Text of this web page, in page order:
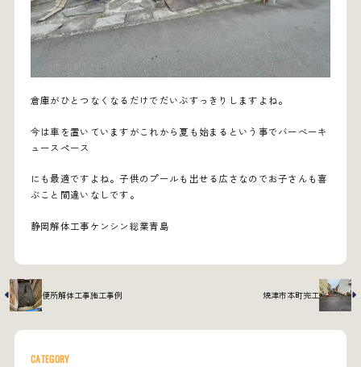
倉庫がひとつなくなるだけでだいぶすっきりしますよね。
今は車を置いていますがこれから夏も始まるという事でバーべーキ
ュースペース
にも最適ですよね。子供のプールも出せる広さなのでお子さんも喜
ぶこと間違いなしです。
静岡解体工事ケンシン総業青島
便所解体工事施工事例 焼津市本町完工
CATEGORY